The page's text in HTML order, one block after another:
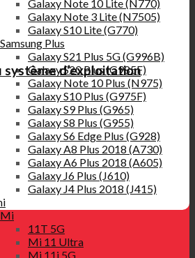
Galaxy Note 10 Lite (N770)
Galaxy Note 3 Lite (N7505)
Galaxy S10 Lite (G770)
Samsung Plus
Galaxy S21 Plus 5G (G996B)
Galaxy S20 Plus (G985F)
Galaxy Note 10 Plus (N975)
Galaxy S10 Plus (G975F)
Galaxy S9 Plus (G965)
Galaxy S8 Plus (G955)
Galaxy S6 Edge Plus (G928)
Galaxy A8 Plus 2018 (A730)
Galaxy A6 Plus 2018 (A605)
Galaxy J6 Plus (J610)
Galaxy J4 Plus 2018 (J415)
Mi
11T 5G
Mi 11 Ultra
Mi 11i 5G
système d’exploitation